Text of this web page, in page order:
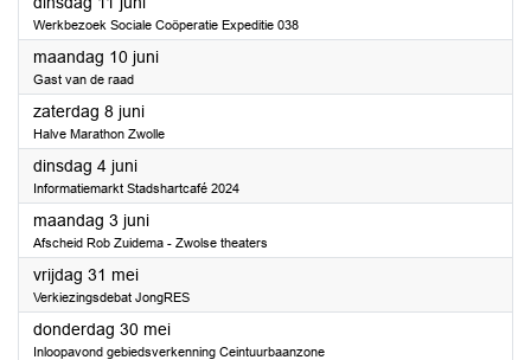
Werkbezoek Sociale Coöperatie Expeditie 038
maandag 10 juni2024
Gast van de raad
zaterdag 8 juni2024
Halve Marathon Zwolle
dinsdag 4 juni2024
Informatiemarkt Stadshartcafé 2024
maandag 3 juni2024
Afscheid Rob Zuidema - Zwolse theaters
vrijdag 31 mei2024
Verkiezingsdebat JongRES
donderdag 30 mei2024
Inloopavond gebiedsverkenning Ceintuurbaanzone